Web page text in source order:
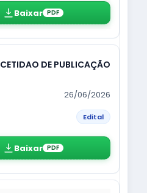
Baixar PDF
CETIDAO DE PUBLICAÇÃO
26/06/2026
Edital
Baixar PDF